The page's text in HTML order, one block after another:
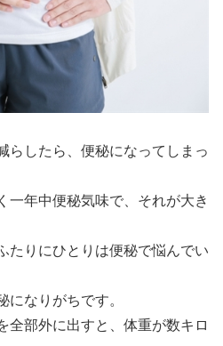
らしたら、便秘になってしまっ
一年中便秘気味で、それが大き
たりにひとりは便秘で悩んでい
になりがちです。
全部外に出すと、体重が数キロ